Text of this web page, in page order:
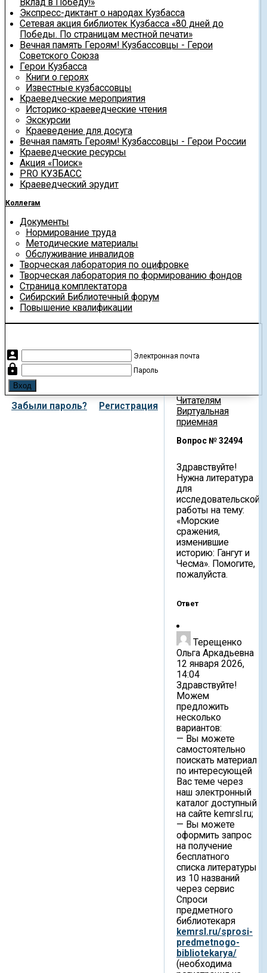
Экспресс-диктант о народах Кузбасса
Сетевая акция библиотек Кузбасса «80 дней до
Победы. По страницам местной печати»
Вечная память Героям! Кузбассовцы - Герои
Советского Союза
Герои Кузбасса
Книги о героях
Известные кузбассовцы
Краеведческие мероприятия
Историко-краеведческие чтения
Экскурсии
Краеведение для досуга
Вечная память Героям! Кузбассовцы - Герои России
Краеведческие ресурсы
Акция «Поиск»
PRO КУЗБАСС
Краеведческий эрудит
Коллегам
Документы
Нормирование труда
Методические материалы
Обслуживание инвалидов
Творческая лаборатория по оцифровке
Творческая лаборатория по формированию фондов
Страница комплектатора
Сибирский Библиотечный форум
Повышение квалификации
account_box Электронная почта
lock Пароль
Забыли пароль? Регистрация
Читателям
Виртуальная
приемная
Вопрос № 32494
Здравствуйте!
Нужна литература
для
исследовательской
работы на тему:
«Морские
сражения,
изменившие
историю: Гангут и
Чесма». Помогите,
пожалуйста.
Ответ
Терещенко
Ольга Аркадьевна
12 января 2026,
14:04
Здравствуйте!
Можем
предложить
несколько
вариантов:
— Вы можете
самостоятельно
поискать материал
по интересующей
Вас теме через
наш электронный
каталог доступный
на сайте kemrsl.ru;
— Вы можете
оформить запрос
на получение
бесплатного
списка литературы
из 10 названий
через сервис
Спроси
предметного
библиотекаря
kemrsl.ru/sprosi-
predmetnogo-
bibliotekarya/
(необходима